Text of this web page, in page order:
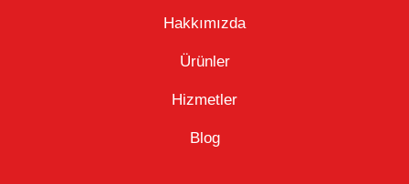
Hakkımızda
Ürünler
Hizmetler
Blog